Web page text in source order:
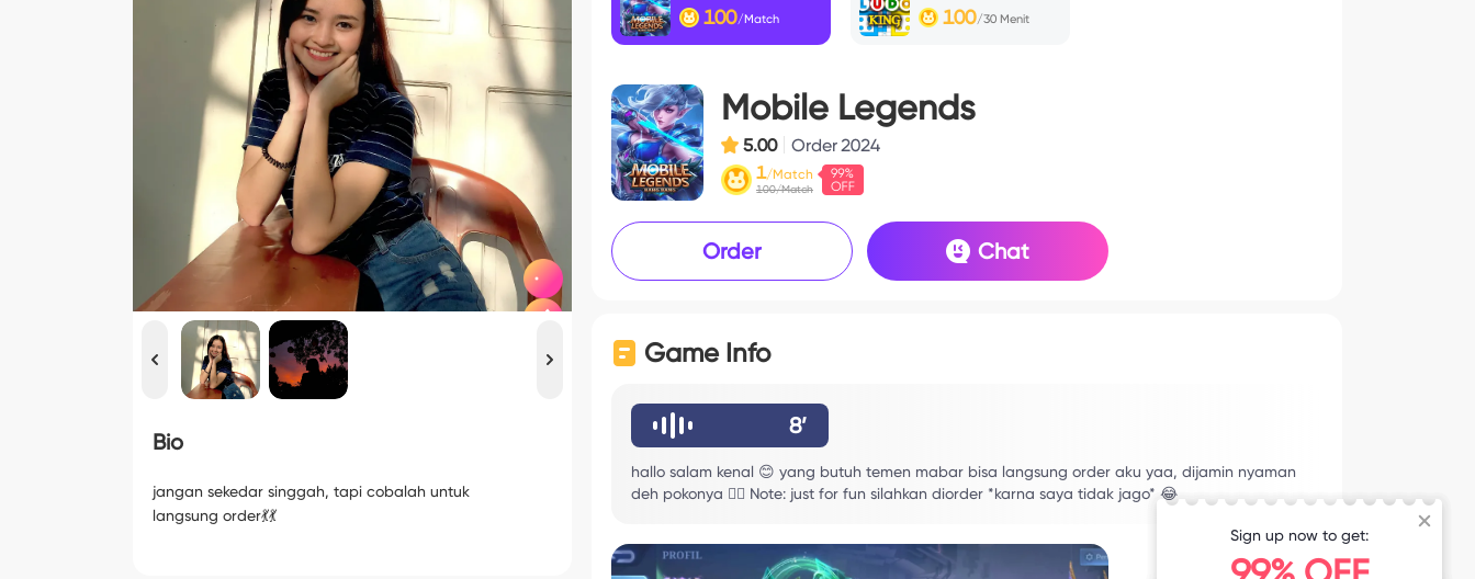
Bio
jangan sekedar singgah, tapi cobalah untuk
langsung order💃💃
100/Match 100/30 Menit
Mobile Legends
5.00 Order 2024
1/Match
100/Match
Order Chat
Game Info
8’
hallo salam kenal 😊 yang butuh temen mabar bisa langsung order aku yaa, dijamin nyaman
deh pokonya 🧚‍♀ Note: just for fun silahkan diorder *karna saya tidak jago* 😂
Sign up now to get: